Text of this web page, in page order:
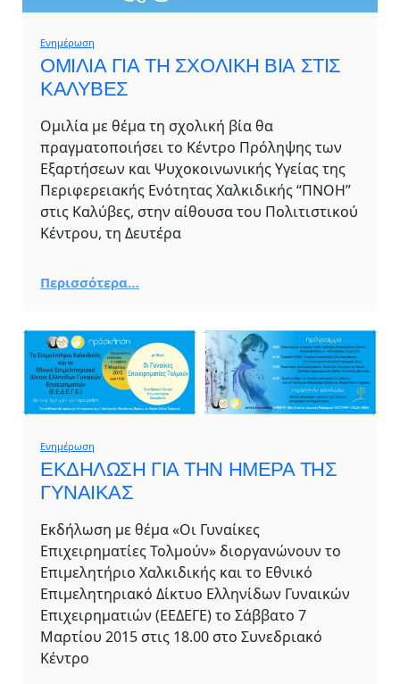
Ενημέρωση
ΟΜΙΛΙΑ ΓΙΑ ΤΗ ΣΧΟΛΙΚΗ ΒΙΑ ΣΤΙΣ
ΚΑΛΥΒΕΣ
Ομιλία με θέμα τη σχολική βία θα
πραγματοποιήσει το Κέντρο Πρόληψης των
Εξαρτήσεων και Ψυχοκοινωνικής Υγείας της
Περιφερειακής Ενότητας Χαλκιδικής “ΠΝΟΗ”
στις Καλύβες, στην αίθουσα του Πολιτιστικού
Κέντρου, τη Δευτέρα
Περισσότερα…
Ενημέρωση
ΕΚΔΗΛΩΣΗ ΓΙΑ ΤΗΝ ΗΜΕΡΑ ΤΗΣ
ΓΥΝΑΙΚΑΣ
Eκδήλωση με θέμα «Οι Γυναίκες
Επιχειρηματίες Τολμούν» διοργανώνουν το
Επιμελητήριο Χαλκιδικής και το Εθνικό
Επιμελητηριακό Δίκτυο Ελληνίδων Γυναικών
Επιχειρηματιών (ΕΕΔΕΓΕ) το Σάββατο 7
Μαρτίου 2015 στις 18.00 στο Συνεδριακό
Κέντρο